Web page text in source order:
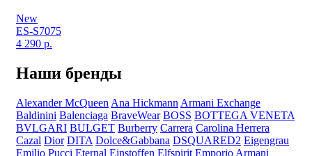
New
ES-S7075
4 290 р.
Наши бренды
Alexander McQueen Ana Hickmann Armani Exchange
Baldinini Balenciaga BraveWear BOSS BOTTEGA VENETA
BVLGARI BULGET Burberry Carrera Carolina Herrera
Cazal Dior DITA Dolce&Gabbana DSQUARED2 Eigengrau
Emilio Pucci Eternal Einstoffen Elfspirit Emporio Armani